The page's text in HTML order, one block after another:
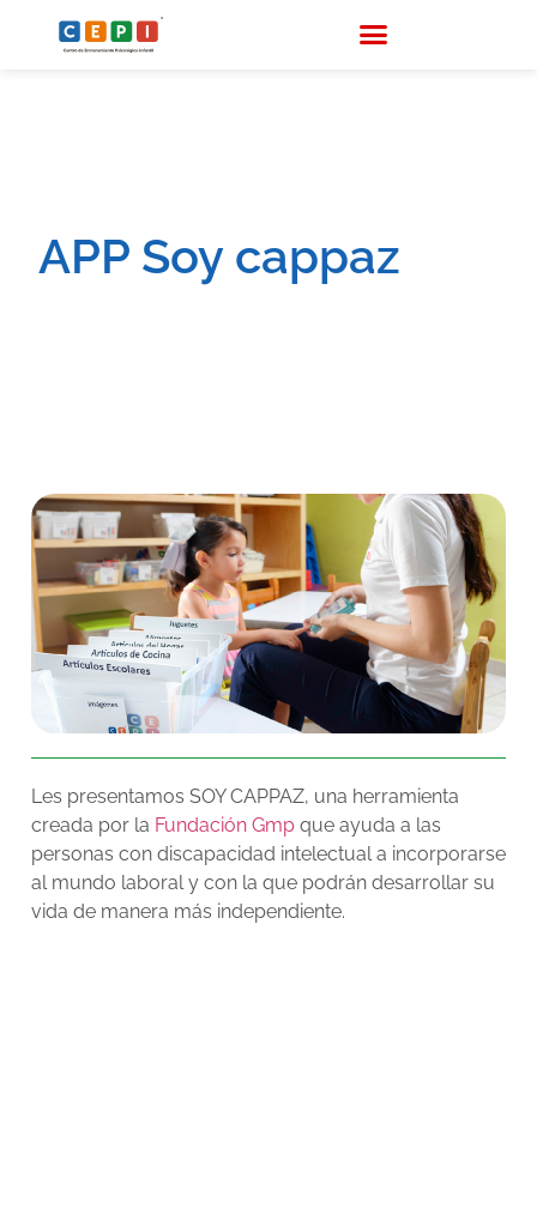
APP Soy cappaz
Les presentamos SOY CAPPAZ, una herramienta
creada por la Fundación Gmp que ayuda a las
personas con discapacidad intelectual a incorporarse
al mundo laboral y con la que podrán desarrollar su
vida de manera más independiente.